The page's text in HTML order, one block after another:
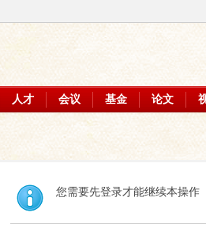
人才 会议 基金 论文
您需要先登录才能继续本操作